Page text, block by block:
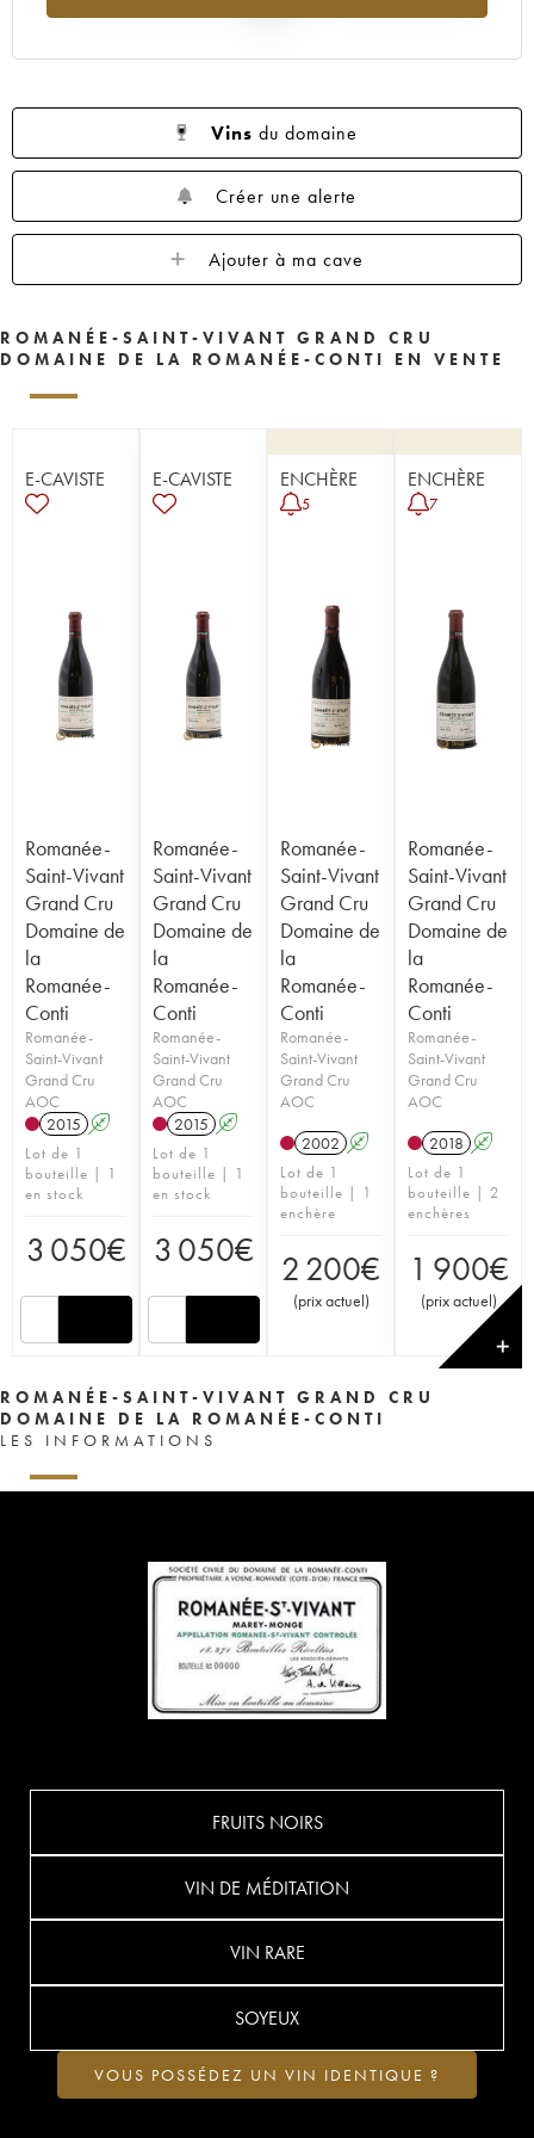
Vins du domaine
Créer une alerte
Ajouter à ma cave
ROMANÉE-SAINT-VIVANT GRAND CRU
DOMAINE DE LA ROMANÉE-CONTI EN VENTE
E-CAVISTE
Romanée-
Saint-Vivant
Grand Cru
Domaine de
la
Romanée-
Conti
Romanée-
Saint-Vivant
Grand Cru
AOC
2015 A
Lot de 1
bouteille | 1
en stock
3 050€
E-CAVISTE
Romanée-
Saint-Vivant
Grand Cru
Domaine de
la
Romanée-
Conti
Romanée-
Saint-Vivant
Grand Cru
AOC
2015 A
Lot de 1
bouteille | 1
en stock
3 050€
ENCHÈRE
5
Romanée-
Saint-Vivant
Grand Cru
Domaine de
la
Romanée-
Conti
Romanée-
Saint-Vivant
Grand Cru
AOC
2002 A
Lot de 1
bouteille | 1
enchère
2 200€
(prix actuel)
ENCHÈRE
7
Romanée-
Saint-Vivant
Grand Cru
Domaine de
la
Romanée-
Conti
Romanée-
Saint-Vivant
Grand Cru
AOC
2018 A
Lot de 1
bouteille | 2
enchères
1 900€
(prix actuel)
✕
ROMANÉE-SAINT-VIVANT GRAND CRU
DOMAINE DE LA ROMANÉE-CONTI
LES INFORMATIONS
FRUITS NOIRS
VIN DE MÉDITATION
VIN RARE
SOYEUX
VOUS POSSÉDEZ UN VIN IDENTIQUE ?